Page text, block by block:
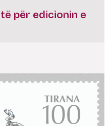
për edicionin e